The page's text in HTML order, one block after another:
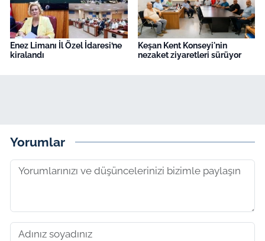
Enez Limanı İl Özel İdaresi’ne
kiralandı
Keşan Kent Konseyi'nin
nezaket ziyaretleri sürüyor
Yorumlar